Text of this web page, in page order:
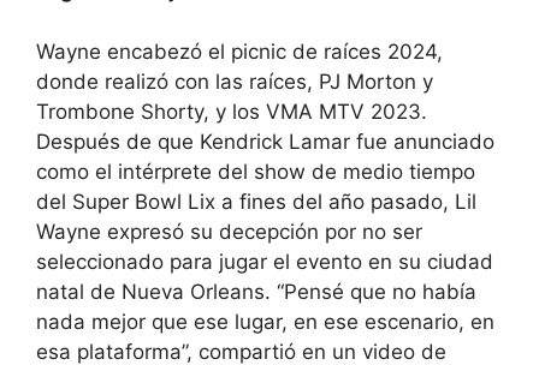
Wayne encabezó el picnic de raíces 2024,
donde realizó con las raíces, PJ Morton y
Trombone Shorty, y los VMA MTV 2023.
Después de que Kendrick Lamar fue anunciado
como el intérprete del show de medio tiempo
del Super Bowl Lix a fines del año pasado, Lil
Wayne expresó su decepción por no ser
seleccionado para jugar el evento en su ciudad
natal de Nueva Orleans. “Pensé que no había
nada mejor que ese lugar, en ese escenario, en
esa plataforma”, compartió en un video de